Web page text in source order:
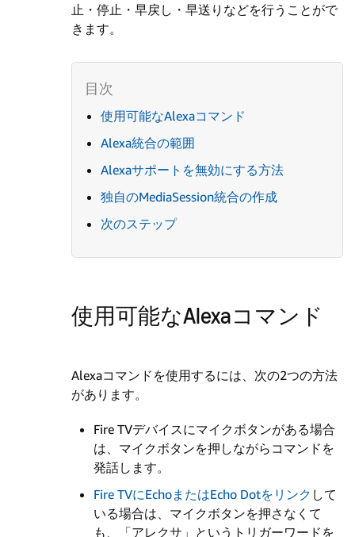
止・停止・早戻し・早送りなどを行うことがで
きます。
使用可能なAlexaコマンド
Alexa統合の範囲
Alexaサポートを無効にする方法
独自のMediaSession統合の作成
次のステップ
使用可能なAlexaコマンド
Alexaコマンドを使用するには、次の2つの方法
があります。
Fire TVデバイスにマイクボタンがある場合
は、マイクボタンを押しながらコマンドを
発話します。
Fire TVにEchoまたはEcho Dotをリンク して
いる場合は、マイクボタンを押さなくて
も、「アレクサ」というトリガーワードを